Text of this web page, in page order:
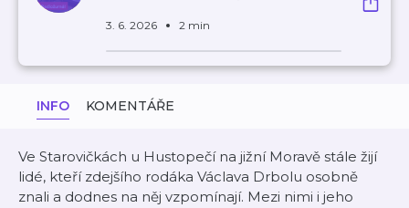
3. 6. 2026 2 min
INFO KOMENTÁŘE
Ve Starovičkách u Hustopečí na jižní Moravě stále žijí
lidé, kteří zdejšího rodáka Václava Drbolu osobně
znali a dodnes na něj vzpomínají. Mezi nimi i jeho